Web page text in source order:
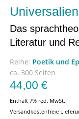
Das
Literatur und
Reihe: Poetik und
ca. 300 Seiten
44,00 €
Enthält 7% red. MwSt.
Versandkostenfreie